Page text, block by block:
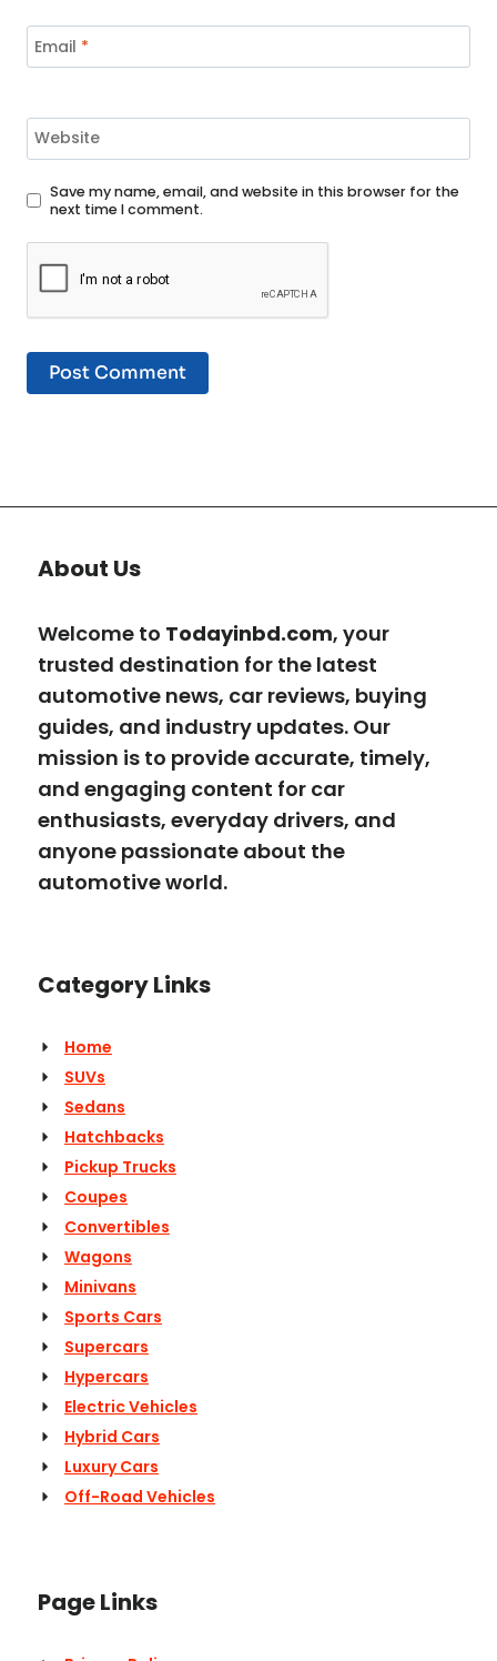
Email *
Website
Save my name, email, and website in this browser for the
next time I comment.
About Us
Welcome to Todayinbd.com, your
trusted destination for the latest
automotive news, car reviews, buying
guides, and industry updates. Our
mission is to provide accurate, timely,
and engaging content for car
enthusiasts, everyday drivers, and
anyone passionate about the
automotive world.
Category Links
Home
SUVs
Sedans
Hatchbacks
Pickup Trucks
Coupes
Convertibles
Wagons
Minivans
Sports Cars
Supercars
Hypercars
Electric Vehicles
Hybrid Cars
Luxury Cars
Off-Road Vehicles
Page Links